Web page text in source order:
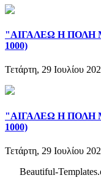
"ΑΙΓΑΛΕΩ Η ΠΟΛΗ
1000)
Τετάρτη, 29 Ιουλίου
"ΑΙΓΑΛΕΩ Η ΠΟΛΗ
1000)
Τετάρτη, 29 Ιουλίου
Beautiful-